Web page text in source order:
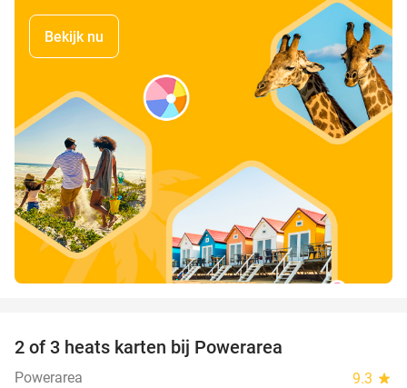
Bekijk nu
2 of 3 heats karten bij Powerarea
Powerarea 9.3 star